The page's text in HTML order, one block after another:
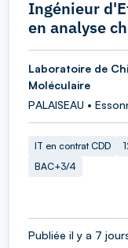
Ingénieur
en analyse
Laboratoire de
Moléculaire
PALAISEAU •
IT en contrat CDD
BAC+3/4
Publiée il y a 7